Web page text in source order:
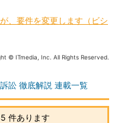
、要件を変更します（ビシ
© ITmedia, Inc. All Rights Reserved.
訟 徹底解説 連載一覧
件あります